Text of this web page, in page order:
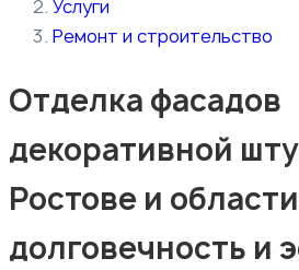
Услуги
Ремонт и строительство
Отделка фасадов
декоративной
Ростове и
долговечность и